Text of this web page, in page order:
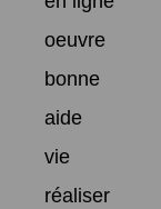
oeuvre
bonne
aide
vie
réaliser